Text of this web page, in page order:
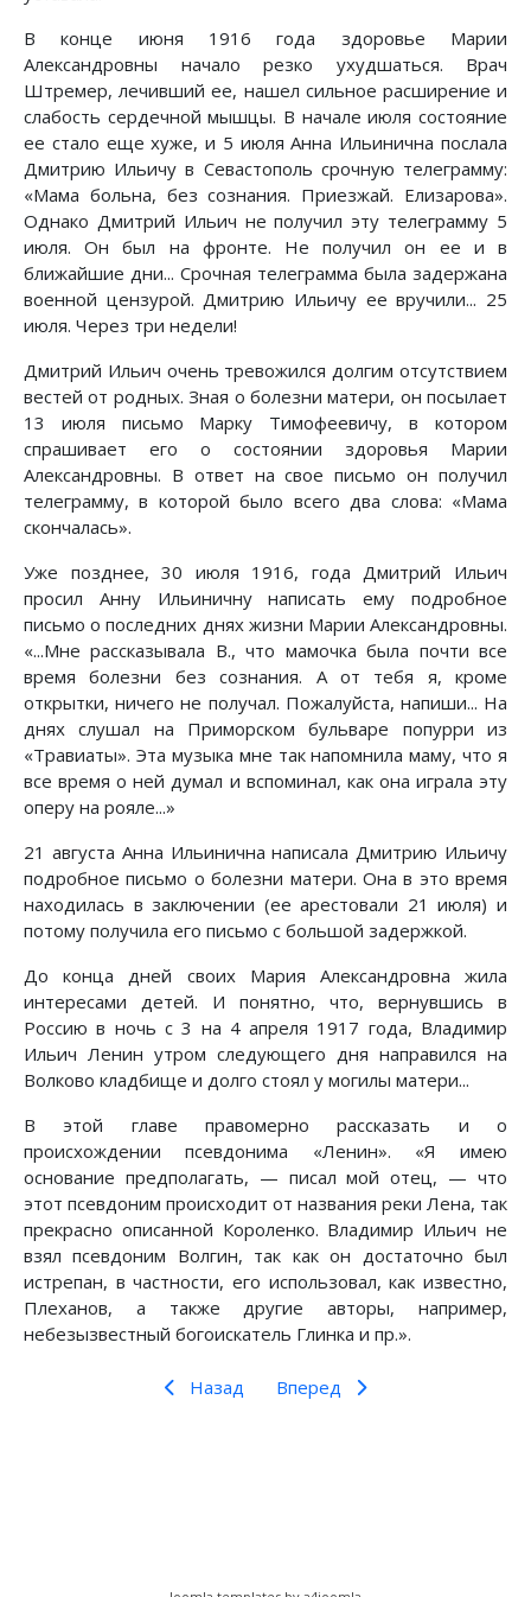
В конце июня 1916 года здоровье Марии
Александровны начало резко ухудшаться. Врач
Штремер, лечивший ее, нашел сильное расширение и
слабость сердечной мышцы. В начале июля состояние
ее стало еще хуже, и 5 июля Анна Ильинична послала
Дмитрию Ильичу в Севастополь срочную телеграмму:
«Мама больна, без сознания. Приезжай. Елизарова».
Однако Дмитрий Ильич не получил эту телеграмму 5
июля. Он был на фронте. Не получил он ее и в
ближайшие дни... Срочная телеграмма была задержана
военной цензурой. Дмитрию Ильичу ее вручили... 25
июля. Через три недели!
Дмитрий Ильич очень тревожился долгим отсутствием
вестей от родных. Зная о болезни матери, он посылает
13 июля письмо Марку Тимофеевичу, в котором
спрашивает его о состоянии здоровья Марии
Александровны. В ответ на свое письмо он получил
телеграмму, в которой было всего два слова: «Мама
скончалась».
Уже позднее, 30 июля 1916, года Дмитрий Ильич
просил Анну Ильиничну написать ему подробное
письмо о последних днях жизни Марии Александровны.
«...Мне рассказывала В., что мамочка была почти все
время болезни без сознания. А от тебя я, кроме
открытки, ничего не получал. Пожалуйста, напиши... На
днях слушал на Приморском бульваре попурри из
«Травиаты». Эта музыка мне так напомнила маму, что я
все время о ней думал и вспоминал, как она играла эту
оперу на рояле...»
21 августа Анна Ильинична написала Дмитрию Ильичу
подробное письмо о болезни матери. Она в это время
находилась в заключении (ее арестовали 21 июля) и
потому получила его письмо с большой задержкой.
До конца дней своих Мария Александровна жила
интересами детей. И понятно, что, вернувшись в
Россию в ночь с 3 на 4 апреля 1917 года, Владимир
Ильич Ленин утром следующего дня направился на
Волково кладбище и долго стоял у могилы матери...
В этой главе правомерно рассказать и о
происхождении псевдонима «Ленин». «Я имею
основание предполагать, — писал мой отец, — что
этот псевдоним происходит от названия реки Лена, так
прекрасно описанной Короленко. Владимир Ильич не
взял псевдоним Волгин, так как он достаточно был
истрепан, в частности, его использовал, как известно,
Плеханов, а также другие авторы, например,
небезызвестный богоискатель Глинка и пр.».
Назад Вперед